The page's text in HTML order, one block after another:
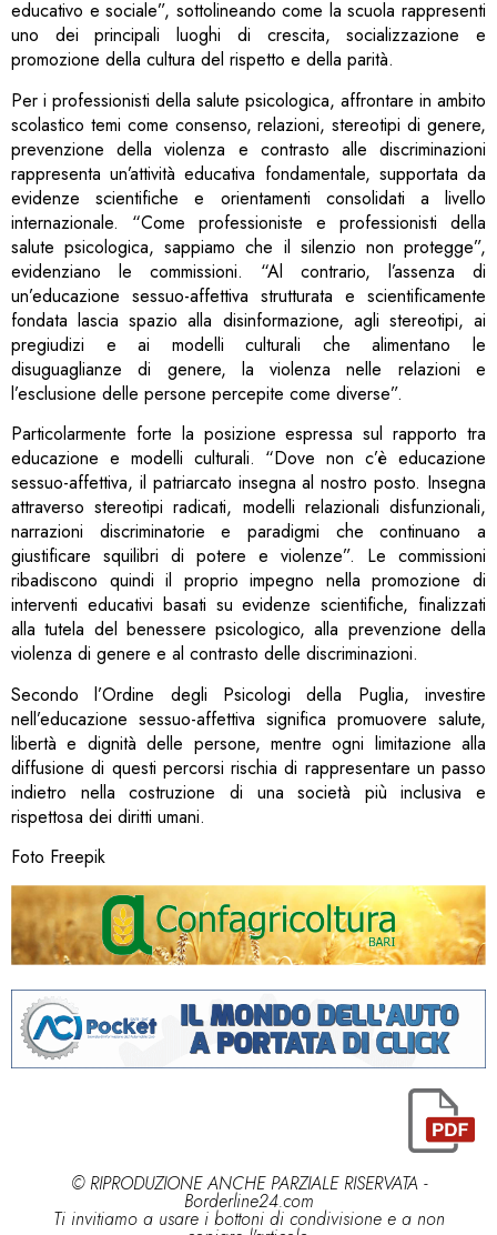
educativo e sociale”, sottolineando come la scuola rappresenti
uno dei principali luoghi di crescita, socializzazione e
promozione della cultura del rispetto e della parità.
Per i professionisti della salute psicologica, affrontare in ambito
scolastico temi come consenso, relazioni, stereotipi di genere,
prevenzione della violenza e contrasto alle discriminazioni
rappresenta un’attività educativa fondamentale, supportata da
evidenze scientifiche e orientamenti consolidati a livello
internazionale. “Come professioniste e professionisti della
salute psicologica, sappiamo che il silenzio non protegge”,
evidenziano le commissioni. “Al contrario, l’assenza di
un’educazione sessuo-affettiva strutturata e scientificamente
fondata lascia spazio alla disinformazione, agli stereotipi, ai
pregiudizi e ai modelli culturali che alimentano le
disuguaglianze di genere, la violenza nelle relazioni e
l’esclusione delle persone percepite come diverse”.
Particolarmente forte la posizione espressa sul rapporto tra
educazione e modelli culturali. “Dove non c’è educazione
sessuo-affettiva, il patriarcato insegna al nostro posto. Insegna
attraverso stereotipi radicati, modelli relazionali disfunzionali,
narrazioni discriminatorie e paradigmi che continuano a
giustificare squilibri di potere e violenze”. Le commissioni
ribadiscono quindi il proprio impegno nella promozione di
interventi educativi basati su evidenze scientifiche, finalizzati
alla tutela del benessere psicologico, alla prevenzione della
violenza di genere e al contrasto delle discriminazioni.
Secondo l’Ordine degli Psicologi della Puglia, investire
nell’educazione sessuo-affettiva significa promuovere salute,
libertà e dignità delle persone, mentre ogni limitazione alla
diffusione di questi percorsi rischia di rappresentare un passo
indietro nella costruzione di una società più inclusiva e
rispettosa dei diritti umani.
Foto Freepik
© RIPRODUZIONE ANCHE PARZIALE RISERVATA -
Borderline24.com
Ti invitiamo a usare i bottoni di condivisione e a non